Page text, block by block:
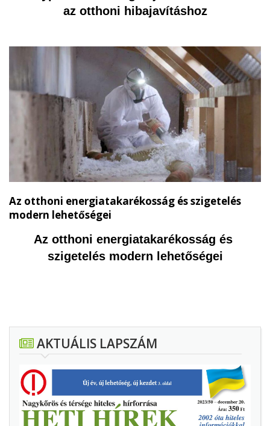
az otthoni hibajavításhoz
Az otthoni energiatakarékosság és szigetelés
modern lehetőségei
Az otthoni energiatakarékosság és
szigetelés modern lehetőségei
AKTUÁLIS LAPSZÁM